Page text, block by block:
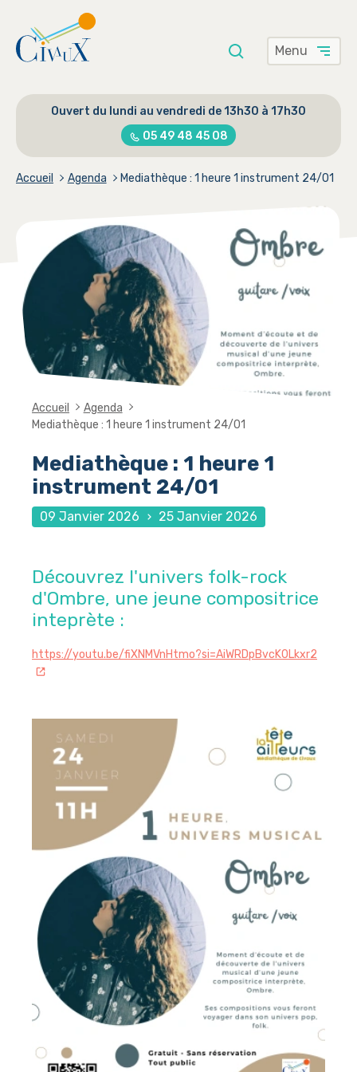
Ouvert du lundi au vendredi de 13h30 à 17h30
05 49 48 45 08
votre
recherche
Rechercher
Menu
Accueil Agenda Mediathèque : 1 heure 1 instrument 24/01
Accueil
Agenda
Mediathèque : 1 heure 1 instrument 24/01
Mediathèque : 1 heure 1
instrument 24/01
09 Janvier 2026 25 Janvier 2026
Découvrez l'univers folk-rock
d'Ombre, une jeune compositrice
inteprète :
https://youtu.be/fiXNMVnHtmo?si=AiWRDpBvcK0Lkxr2